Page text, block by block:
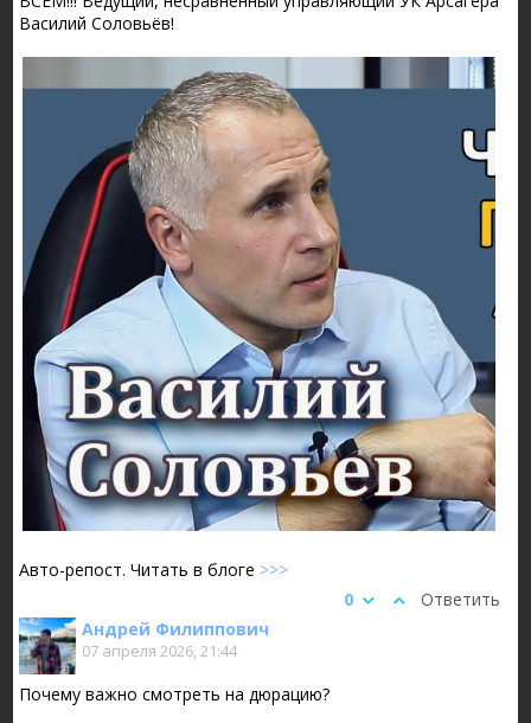
Василий Соловьёв!
Авто-репост. Читать в блоге >>>
Ответить
0
Андрей Филиппович
07 апреля 2026, 21:44
Почему важно смотреть на дюрацию?